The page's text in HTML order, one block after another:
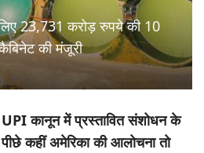
23,731 करोड़ रुपये की 10
की मंजूरी
UPI कानून में प्रस्तावित संशोधन के
पीछे कहीं अमेरिका की आलोचना तो